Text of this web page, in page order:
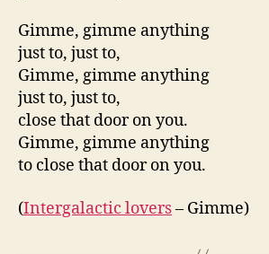
Gimme, gimme anything
just to, just to,
Gimme, gimme anything
just to, just to,
close that door on you.
Gimme, gimme anything
to close that door on you.
(Intergalactic lovers– Gimme)